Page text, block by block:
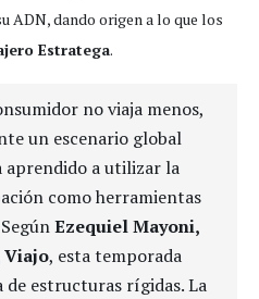
ADN, dando origen a lo que los
Estratega.
no viaja menos,
un escenario global
a utilizar la
como herramientas
Ezequiel Mayoni,
Viajo, esta temporada
estructuras rígidas. La